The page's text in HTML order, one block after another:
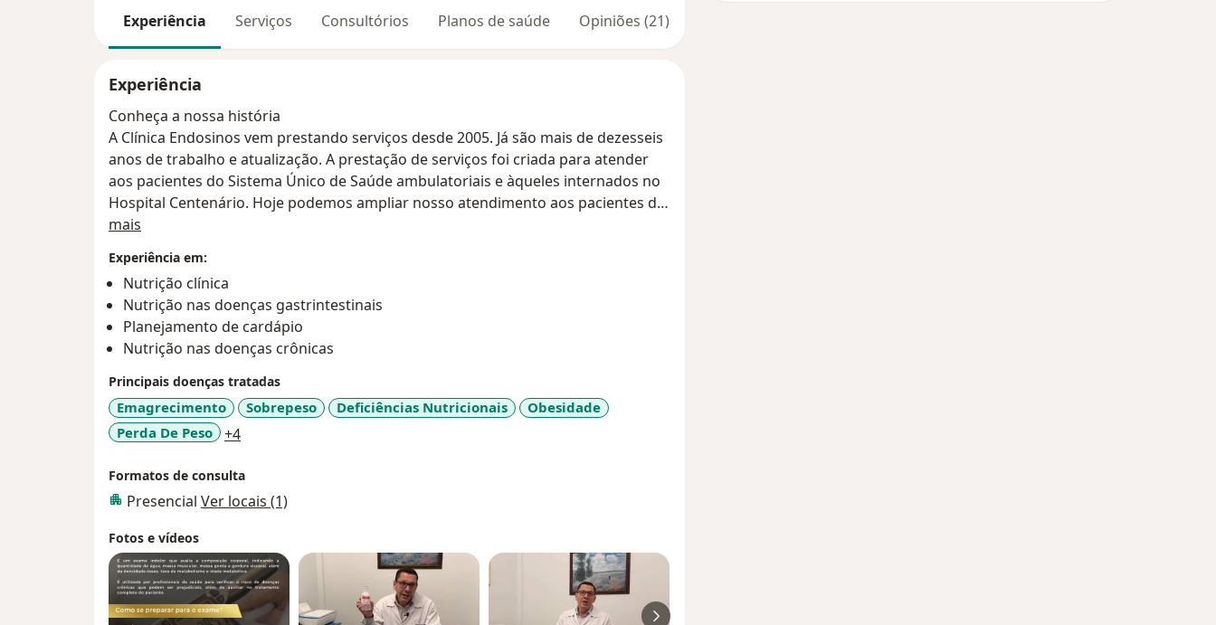
Experiência Serviços Consultórios Planos de saúde Opiniões (21)
Experiência
Conheça a nossa história
A Clínica Endosinos vem prestando serviços desde 2005. Já são mais de dezesseis
anos de trabalho e atualização. A prestação de serviços foi criada para atender
aos pacientes do Sistema Único de Saúde ambulatoriais e àqueles internados no
Hospital Centenário. Hoje podemos ampliar nosso atendimento aos pacientes de
clínicas parceiras e particulares.
Nosso trabalho sempre foi pautado no melhor atender e dar aos pacientes
exames de alta qualidade tecnológica e científica. Inicialmente realizávamos
exames de endoscopia digestiva alta e colonoscopia.
O corpo clínico é composto de profissionais com formação qualificada em
gastroenterologia, coloproctologia e cirurgia geral e grande experiência em
exames endoscópicos diagnósticos e terapêuticos.
A enfermagem conta com técnicas com experiência em serviços de internação
endoscopia.
Hoje contabilizamos mais de 16.000 exames realizados em nosso serviço.
Nossa busca pela qualificação é constante. Nossa meta é de protagonismo e
crescimento em qualidade para melhor servir
mais
Experiência em:
Nutrição clínica
Nutrição nas doenças gastrintestinais
Planejamento de cardápio
Nutrição nas doenças crônicas
Principais doenças tratadas
Emagrecimento Sobrepeso Deficiências Nutricionais
Obesidade
Perda De Peso
+4a11y_sr_more_diseases
Formatos de consulta
Presencial Ver locais (1)
Fotos e vídeos